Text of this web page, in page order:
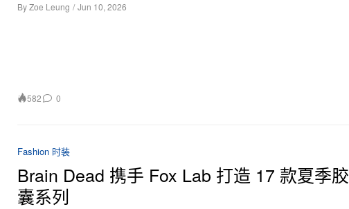
ByZoe Leung / Jun 10, 2026
582 0
Fashion 时装
Brain Dead 携手 Fox Lab 打造 17 款夏季胶
囊系列